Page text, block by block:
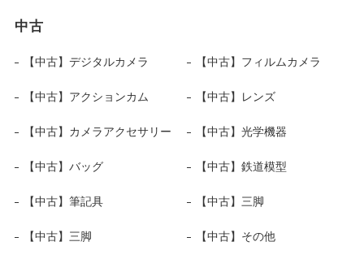
中古
【中古】デジタルカメラ 【中古】フィルムカメラ
【中古】アクションカム 【中古】レンズ
【中古】カメラアクセサリー 【中古】光学機器
【中古】バッグ 【中古】鉄道模型
【中古】筆記具 【中古】三脚
【中古】三脚 【中古】その他